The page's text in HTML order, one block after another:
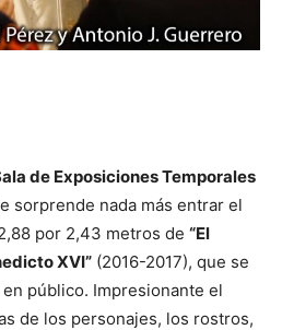
de Exposiciones Temporales
sorprende nada más entrar el
por 2,43 metros de “El
XVI” (2016-2017), que se
público. Impresionante el
de los personajes, los rostros,